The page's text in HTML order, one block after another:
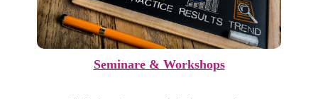
Seminare & Workshops